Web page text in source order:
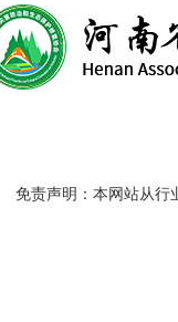
免责声明：本网站从行